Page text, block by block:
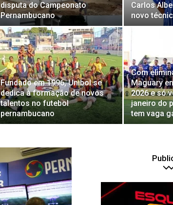
disputa do Campeonato
Pernambucano
Carlos
novo
Fundado em 1996, Unibol se
dedica à formação de novos
talentos no futebol
pernambucano
Com
Maguary
2026 e só
janeiro do
tem vaga